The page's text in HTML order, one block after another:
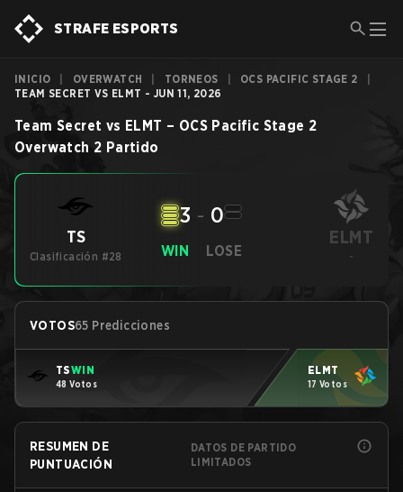
STRAFE ESPORTS
INICIO OVERWATCH TORNEOS OCS PACIFIC STAGE 2
TEAM SECRET VS ELMT - JUN 11, 2026
Team Secret vs ELMT – OCS Pacific Stage 2
Overwatch 2 Partido
TS
Clasificación #28 WIN
3 - 0
LOSE
ELMT
-
VOTOS65 Predicciones
TSWIN
48 Votos
ELMT
17 Votos
RESUMEN DE
PUNTUACIÓN
DATOS DE PARTIDO
LIMITADOS